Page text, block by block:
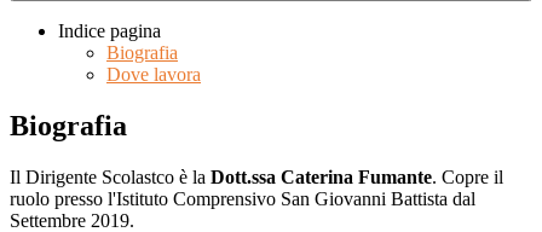
Indice pagina
Biografia
Dove lavora
Biografia
Il Dirigente Scolastco è la Dott.ssa Caterina Fumante. Copre il
ruolo presso l'Istituto Comprensivo San Giovanni Battista dal
Settembre 2019.